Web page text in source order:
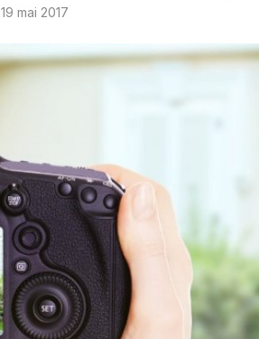
19 mai 2017